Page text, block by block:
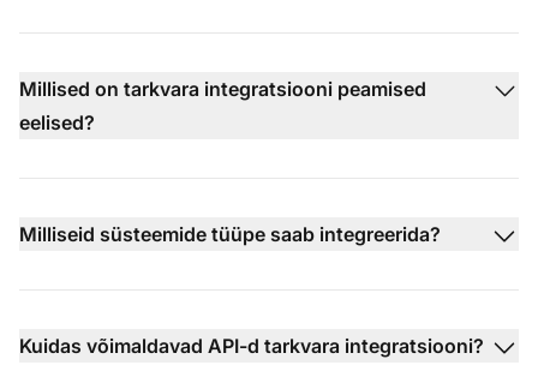
Millised on tarkvara integratsiooni peamised
eelised?
Milliseid süsteemide tüüpe saab integreerida?
Kuidas võimaldavad API-d tarkvara integratsiooni?